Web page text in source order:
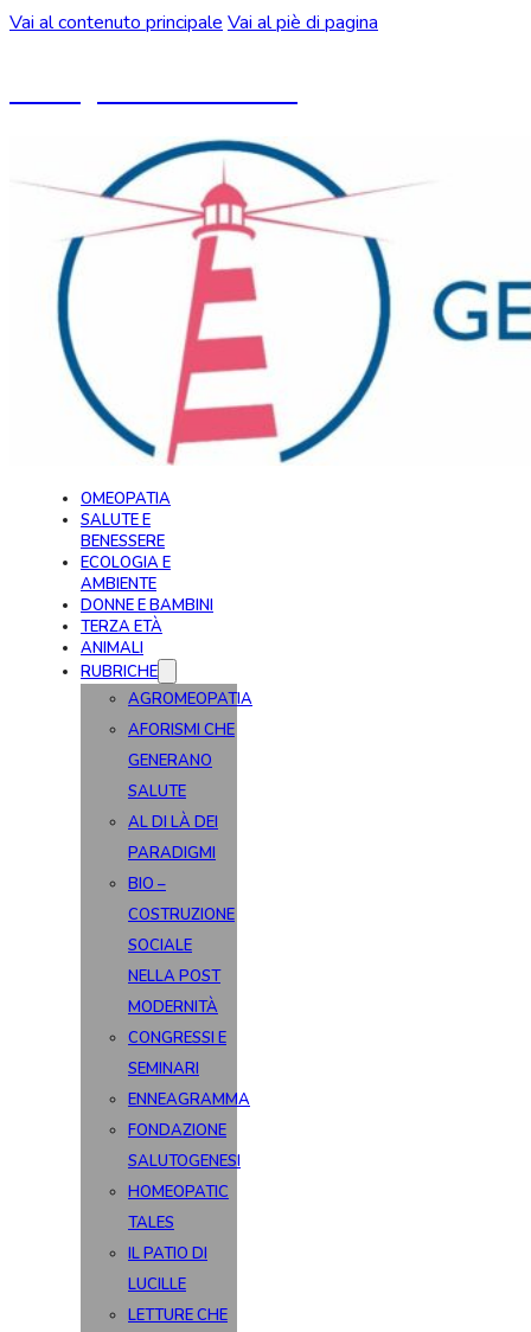
Vai al contenuto principale Vai al piè di pagina
OMEOPATIA
SALUTE E
BENESSERE
ECOLOGIA E
AMBIENTE
DONNE E BAMBINI
TERZA ETÀ
ANIMALI
RUBRICHE
AGROMEOPATIA
AFORISMI CHE
GENERANO
SALUTE
AL DI LÀ DEI
PARADIGMI
BIO –
COSTRUZIONE
SOCIALE
NELLA POST
MODERNITÀ
CONGRESSI E
SEMINARI
ENNEAGRAMMA
FONDAZIONE
SALUTOGENESI
HOMEOPATIC
TALES
IL PATIO DI
LUCILLE
LETTURE CHE